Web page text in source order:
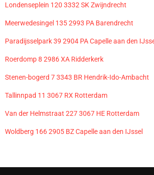
Londenseplein 120 3332 SK Zwijndrecht
Meerwedesingel 135 2993 PA Barendrecht
Paradijsselpark 39 2904 PA Capelle aan den
Roerdomp 8 2986 XA Ridderkerk
Stenen-bogerd 7 3343 BR Hendrik-Ido-Ambacht
Tallinnpad 11 3067 RX Rotterdam
Van der Helmstraat 227 3067 HE Rotterdam
Woldberg 166 2905 BZ Capelle aan den IJssel